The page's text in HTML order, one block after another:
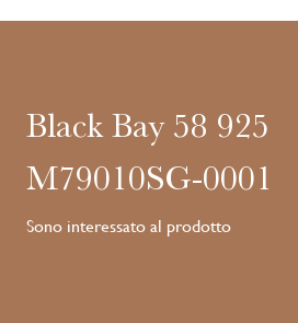
Black Bay 58 925
M79010SG-0001
Sono interessato al prodotto